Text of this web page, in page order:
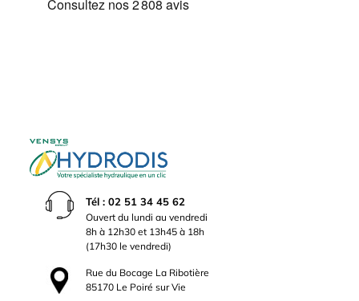
Tél : 02 51 34 45 62
Ouvert du lundi au vendredi
8h à 12h30 et 13h45 à 18h
(17h30 le vendredi)
Rue du Bocage La Ribotière
85170 Le Poiré sur Vie